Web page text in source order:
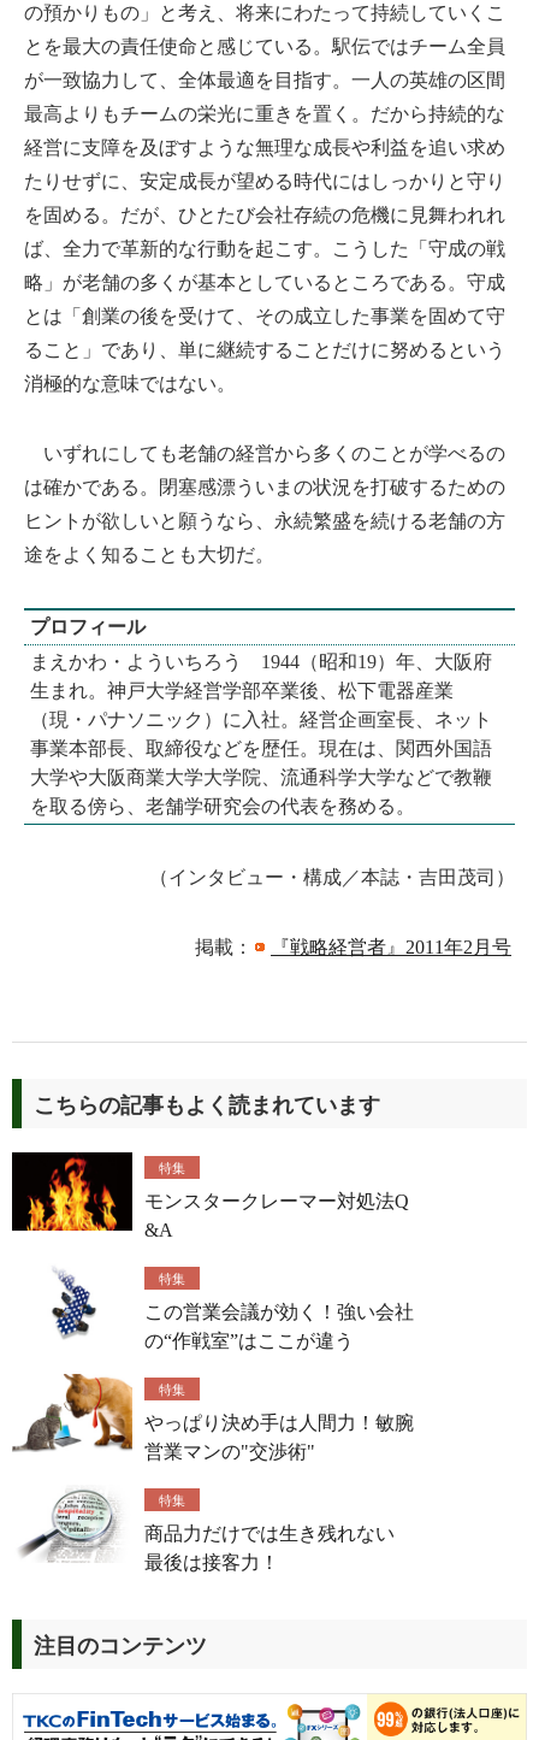
の預かりもの」と考え、将来にわたって持続していくこ
とを最大の責任使命と感じている。駅伝ではチーム全員
が一致協力して、全体最適を目指す。一人の英雄の区間
最高よりもチームの栄光に重きを置く。だから持続的な
経営に支障を及ぼすような無理な成長や利益を追い求め
たりせずに、安定成長が望める時代にはしっかりと守り
を固める。だが、ひとたび会社存続の危機に見舞われれ
ば、全力で革新的な行動を起こす。こうした「守成の戦
略」が老舗の多くが基本としているところである。守成
とは「創業の後を受けて、その成立した事業を固めて守
ること」であり、単に継続することだけに努めるという
消極的な意味ではない。
いずれにしても老舗の経営から多くのことが学べるの
は確かである。閉塞感漂ういまの状況を打破するための
ヒントが欲しいと願うなら、永続繁盛を続ける老舗の方
途をよく知ることも大切だ。
プロフィール
まえかわ・よういちろう 1944（昭和19）年、大阪府
生まれ。神戸大学経営学部卒業後、松下電器産業
（現・パナソニック）に入社。経営企画室長、ネット
事業本部長、取締役などを歴任。現在は、関西外国語
大学や大阪商業大学大学院、流通科学大学などで教鞭
を取る傍ら、老舗学研究会の代表を務める。
（インタビュー・構成／本誌・吉田茂司）
掲載： 『戦略経営者』2011年2月号
こちらの記事もよく読まれています
特集
モンスタークレーマー対処法Q
&A
特集
この営業会議が効く！強い会社
の“作戦室”はここが違う
特集
やっぱり決め手は人間力！敏腕
営業マンの"交渉術"
特集
商品力だけでは生き残れない
最後は接客力！
注目のコンテンツ